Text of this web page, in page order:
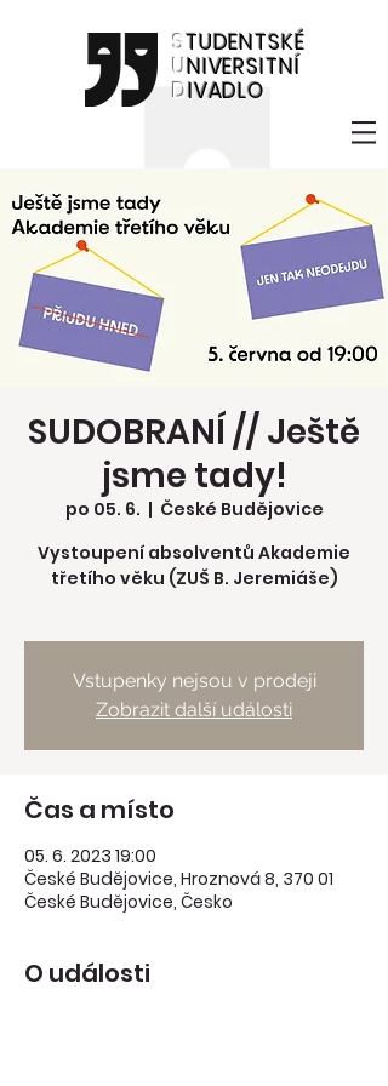
STUDENTSKÉ
UNIVERSITNÍ
DIVADLO
SUDOBRANÍ // Ještě
jsme tady!
po 05. 6.
  |
České Budějovice
Vystoupení absolventů Akademie
třetího věku (ZUŠ B. Jeremiáše)
Vstupenky nejsou v prodeji
Zobrazit další události
Čas a místo
05. 6. 2023 19:00
České Budějovice, Hroznová 8, 370 01
České Budějovice, Česko
O události